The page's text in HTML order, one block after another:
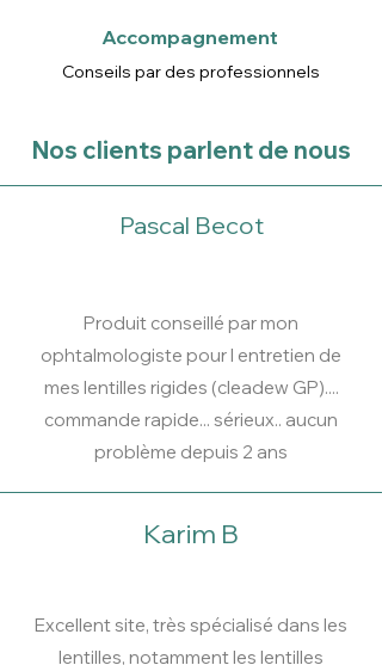
Accompagnement
Conseils par des professionnels
Nos clients parlent de nous
Pascal Becot
Produit conseillé par mon
ophtalmologiste pour l entretien de
mes lentilles rigides (cleadew GP)....
commande rapide... sérieux.. aucun
problème depuis 2 ans
Karim B
Excellent site, très spécialisé dans les
lentilles, notamment les lentilles